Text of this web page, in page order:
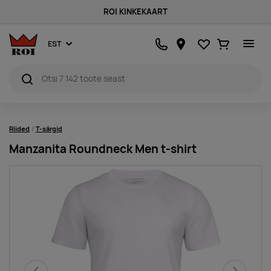
ROI KINKEKAART
EST Lemmikud
Ostukorv
Riided T-särgid
Manzanita Roundneck Men t-shirt